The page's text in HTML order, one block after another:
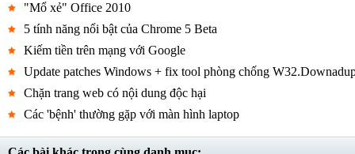
"Mổ xẻ" Office 2010
5 tính năng nổi bật của Chrome 5 Beta
Kiếm tiền trên mạng với Google
Update patches Windows + fix tool phòng chống
Chặn trang web có nội dung độc hại
Các 'bệnh' thường gặp với màn hình laptop